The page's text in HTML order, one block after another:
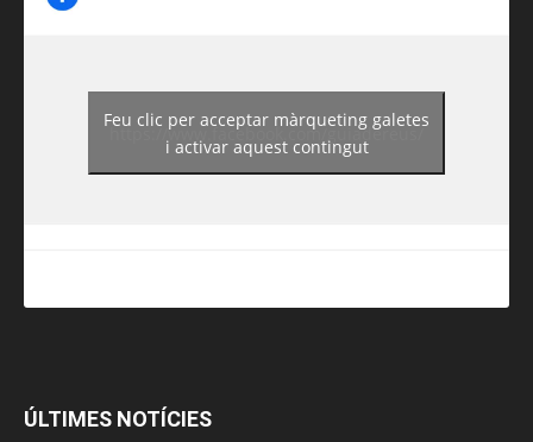
https://www.facebook.com/guiadereus/
Feu clic per acceptar màrqueting galetes
i activar aquest contingut
ÚLTIMES NOTÍCIES